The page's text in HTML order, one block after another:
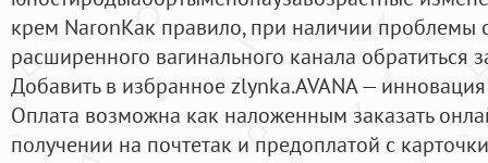
крем NaronКак правило, при наличии проблемы
расширенного вагинального канала обратиться
Добавить в избранное zlynka.AVANA —
Оплата возможна как наложенным заказать
получении на почтетак и предоплатой с